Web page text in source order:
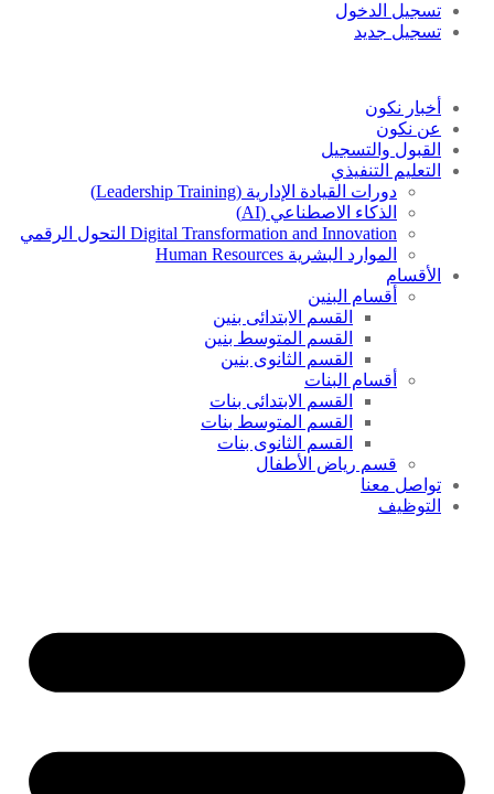
تسجيل الدخول
تسجيل جديد
أخبار نكون
عن نكون
القبول والتسجيل
التعليم التنفيذي
دورات القيادة الإدارية (Leadership Training)
الذكاء الاصطناعي (AI)
Digital Transformation and Innovation التحول الرقمي
الموارد البشرية Human Resources
الأقسام
أقسام البنين
القسم الابتدائى بنين
القسم المتوسط بنين
القسم الثانوى بنين
أقسام البنات
القسم الابتدائى بنات
القسم المتوسط بنات
القسم الثانوى بنات
قسم رياض الأطفال
تواصل معنا
التوظيف